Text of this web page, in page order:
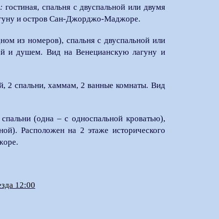
гостиная, спальня с двуспальной или двумя
и остров Сан-Джорджо-Маджоре.
из номеров), спальня с двуспальной или
и душем. Вид на Венецианскую лагуну и
2 спальни, хаммам, 2 ванные комнаты. Вид
(одна – с односпальной кроватью),
Расположен на 2 этаже исторического
12:00